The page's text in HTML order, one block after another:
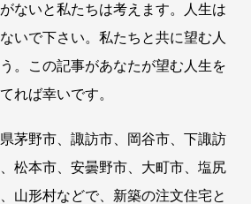
ないと私たちは考えます。人生は
いで下さい。私たちと共に望む人
。この記事があなたが望む人生を
れば幸いです。
茅野市、諏訪市、岡谷市、下諏訪
松本市、安曇野市、大町市、塩尻
山形村などで、新築の注文住宅と